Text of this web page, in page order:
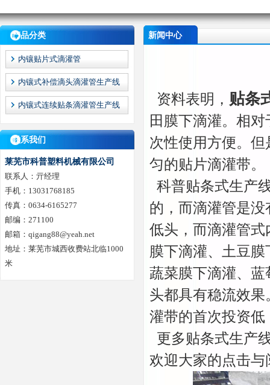
产品分类
内镶贴片式滴灌管
内镶式补偿滴头滴灌管生产线
内镶式连续贴条滴灌管生产线
联系我们
莱芜市科普塑料机械有限公司
联系人：亓经理
手机：13031768185
传真：0634-6165277
邮编：271100
邮箱：qigang88@yeah.net
地址：莱芜市城西收费站北临1000
米
新闻中心
资料表明， 贴条
田膜下滴灌。相
次性使用方便。
匀的贴片滴灌带。
科普贴条式生产
的，而滴灌管是
低头，而滴灌管
膜下滴灌、土豆
蔬菜膜下滴灌、
头都具有稳流效
灌带的首次投资
更多贴条式生产
欢迎大家的点击与